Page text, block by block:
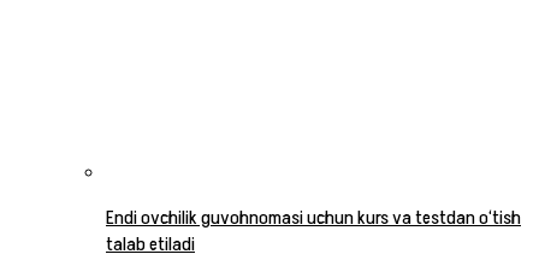
Endi ovchilik guvohnomasi uchun kurs va testdan o‘tish
talab etiladi